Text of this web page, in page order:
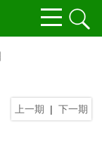
上一期 | 下一期